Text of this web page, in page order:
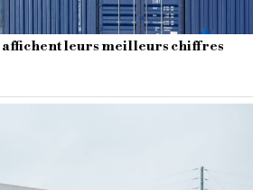
affichent leurs meilleurs chiffres